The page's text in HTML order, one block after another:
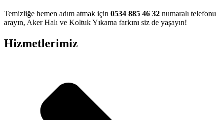
Temizliğe hemen adım atmak için 0534 885 46 32 numaralı telefonu
arayın, Aker Halı ve Koltuk Yıkama farkını siz de yaşayın!
Hizmetlerimiz